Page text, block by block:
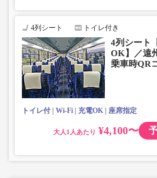
4列シート トイレ付き
4列シート
OK】／遠
乗車時QR
トイレ付 Wi-Fi 充電OK 座席指定
大人 ¥4,100〜